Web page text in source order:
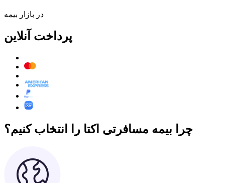
در بازار بیمه
پرداخت آنلاین
چرا بیمه مسافرتی اکتا را انتخاب کنیم؟